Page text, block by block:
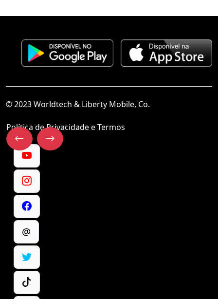
© 2023 Worldtech & Liberty Mobile, Co.
Política de Privacidade e Termos
@